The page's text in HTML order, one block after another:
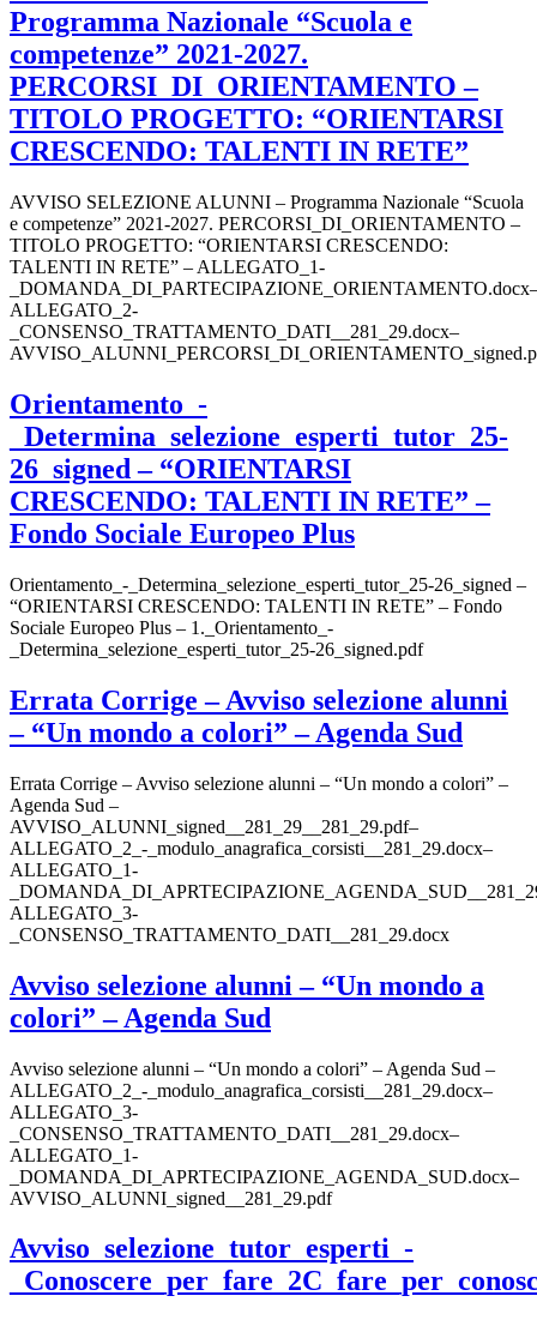
Programma Nazionale “Scuola e
competenze” 2021-2027.
PERCORSI_DI_ORIENTAMENTO –
TITOLO PROGETTO: “ORIENTARSI
CRESCENDO: TALENTI IN RETE”
AVVISO SELEZIONE ALUNNI – Programma Nazionale “Scuola
e competenze” 2021-2027. PERCORSI_DI_ORIENTAMENTO –
TITOLO PROGETTO: “ORIENTARSI CRESCENDO:
TALENTI IN RETE” – ALLEGATO_1-
ALLEGATO_2-
_CONSENSO_TRATTAMENTO_DATI__281_29.docx–
Orientamento_-
_Determina_selezione_esperti_tutor_25-
26_signed – “ORIENTARSI
CRESCENDO: TALENTI IN RETE” –
Fondo Sociale Europeo Plus
Orientamento_-_Determina_selezione_esperti_tutor_25-26_signed –
“ORIENTARSI CRESCENDO: TALENTI IN RETE” – Fondo
Sociale Europeo Plus – 1._Orientamento_-
_Determina_selezione_esperti_tutor_25-26_signed.pdf
Errata Corrige – Avviso selezione alunni
– “Un mondo a colori” – Agenda Sud
Errata Corrige – Avviso selezione alunni – “Un mondo a colori” –
Agenda Sud –
AVVISO_ALUNNI_signed__281_29__281_29.pdf–
ALLEGATO_2_-_modulo_anagrafica_corsisti__281_29.docx–
ALLEGATO_1-
ALLEGATO_3-
_CONSENSO_TRATTAMENTO_DATI__281_29.docx
Avviso selezione alunni – “Un mondo a
colori” – Agenda Sud
Avviso selezione alunni – “Un mondo a colori” – Agenda Sud –
ALLEGATO_2_-_modulo_anagrafica_corsisti__281_29.docx–
ALLEGATO_3-
_CONSENSO_TRATTAMENTO_DATI__281_29.docx–
ALLEGATO_1-
_DOMANDA_DI_APRTECIPAZIONE_AGENDA_SUD.docx–
AVVISO_ALUNNI_signed__281_29.pdf
Avviso_selezione_tutor_esperti_-